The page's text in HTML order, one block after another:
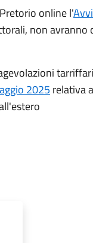
online l'
non
2025 relativa